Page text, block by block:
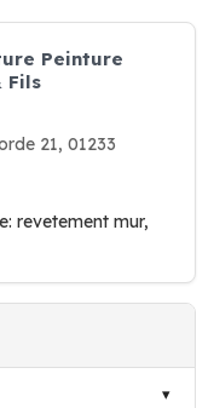
Peinture
Fils
21, 01233
revetement mur,